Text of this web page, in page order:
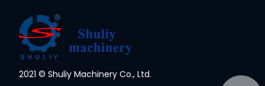
2021 © Shuliy Machinery Co., Ltd.